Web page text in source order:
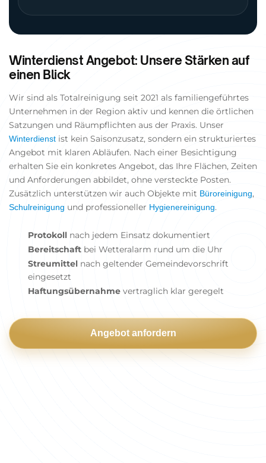
Winterdienst Angebot: Unsere Stärken auf
einen Blick
Wir sind als Totalreinigung seit 2021 als familiengeführtes
Unternehmen in der Region aktiv und kennen die örtlichen
Satzungen und Räumpflichten aus der Praxis. Unser
Winterdienst ist kein Saisonzusatz, sondern ein strukturiertes
Angebot mit klaren Abläufen. Nach einer Besichtigung
erhalten Sie ein konkretes Angebot, das Ihre Flächen, Zeiten
und Anforderungen abbildet, ohne versteckte Posten.
Zusätzlich unterstützen wir auch Objekte mit Büroreinigung,
Schulreinigung und professioneller Hygienereinigung.
Protokoll nach jedem Einsatz dokumentiert
Bereitschaft bei Wetteralarm rund um die Uhr
Streumittel nach geltender Gemeindevorschrift
eingesetzt
Haftungsübernahme vertraglich klar geregelt
Angebot anfordern